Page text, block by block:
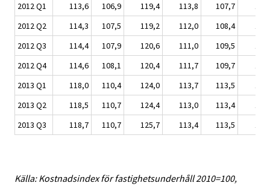
2012 Q1
113,6 106,9 119,4 113,8 107,7
2012 Q2
114,3 107,5 119,2 112,0 108,4
2012 Q3
114,4 107,9 120,6 111,0 109,5
2012 Q4
114,6 108,1 120,4 111,7 109,7
2013 Q1
118,0 110,4 124,0 113,7 113,5
2013 Q2
118,5 110,7 124,4 113,0 113,4
2013 Q3
118,7 110,7 125,7 113,4 113,5
Källa: Kostnadsindex för fastighetsunderhåll 2010=100,